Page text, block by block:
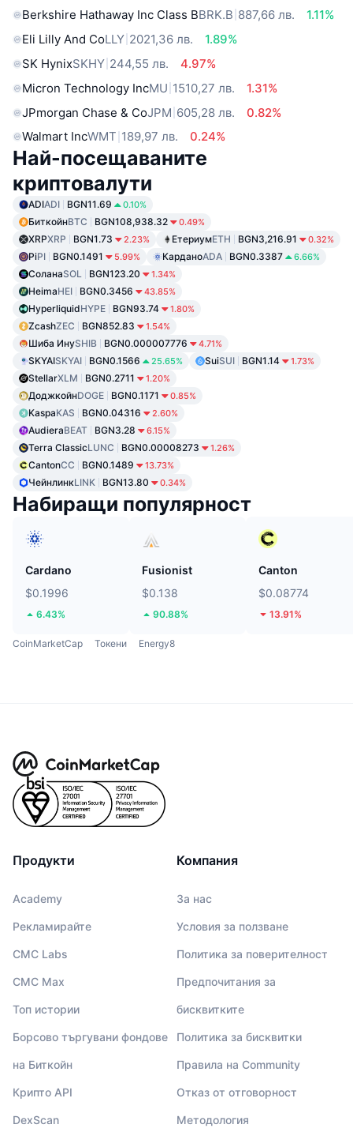
Berkshire Hathaway Inc Class BBRK.B 887,66 лв.
1.11%
Eli Lilly And CoLLY 2021,36 лв.
1.89%
SK HynixSKHY 244,55 лв.
4.97%
Micron Technology IncMU 1510,27 лв.
1.31%
JPmorgan Chase & CoJPM 605,28 лв.
0.82%
Walmart IncWMT 189,97 лв. 0.24%
Най-посещаваните
криптовалути
ADIADI BGN11.69 0.10%
БиткойнBTC BGN108,938.32 0.49%
XRPXRP BGN1.73 2.23% ЕтериумETH BGN3,216.91 0.32%
PiPI BGN0.1491 5.99% КарданоADA BGN0.3387 6.66%
СоланаSOL BGN123.20 1.34%
HeimaHEI BGN0.3456 43.85%
HyperliquidHYPE BGN93.74 1.80%
ZcashZEC BGN852.83 1.54%
Шиба ИнуSHIB BGN0.000007776 4.71%
SKYAISKYAI BGN0.1566 25.65% SuiSUI BGN1.14 1.73%
StellarXLM BGN0.2711 1.20%
ДоджкойнDOGE BGN0.1171 0.85%
KaspaKAS BGN0.04316 2.60%
AudieraBEAT BGN3.28 6.15%
Terra ClassicLUNC BGN0.00008273 1.26%
CantonCC BGN0.1489 13.73%
ЧейнлинкLINK BGN13.80 0.34%
Набиращи популярност
Cardano
$0.1996
6.43%
Fusionist
$0.138
90.88%
Canton
$0.08774
13.91%
CoinMarketCap Токени Energy8
Продукти
Academy
Рекламирайте
CMC Labs
CMC Max
Топ истории
Борсово търгувани фондове
на Биткойн
Крипто API
DexScan
Компания
За нас
Условия за ползване
Политика за поверителност
Предпочитания за
бисквитките
Политика за бисквитки
Правила на Community
Отказ от отговорност
Методология